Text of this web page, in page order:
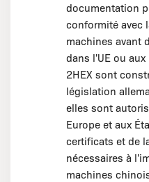
documentation
conformité avec
machines avant
dans l'UE ou
2HEX sont
législation
elles sont
Europe et aux
certificats et de
nécessaires à
machines